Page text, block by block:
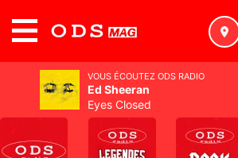
VOUS ÉCOUTEZ ODS RADIO
Ed Sheeran
Eyes Closed